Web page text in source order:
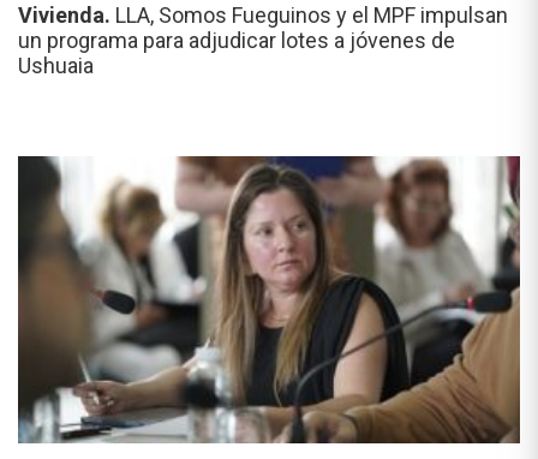
Vivienda. LLA, Somos Fueguinos y el MPF impulsan
un programa para adjudicar lotes a jóvenes de
Ushuaia